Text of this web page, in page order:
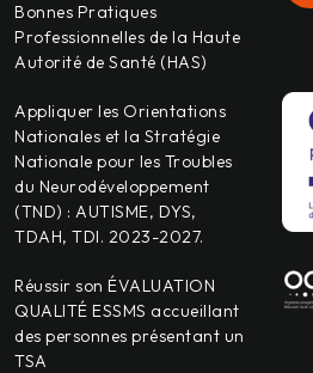
Bonnes Pratiques
Professionnelles de la Haute
Autorité de Santé (HAS)
Appliquer les Orientations
Nationales et la Stratégie
Nationale pour les Troubles
du Neurodéveloppement
(TND) : AUTISME, DYS,
TDAH, TDI. 2023-2027.
Réussir son ÉVALUATION
QUALITÉ ESSMS accueillant
des personnes présentant un
TSA